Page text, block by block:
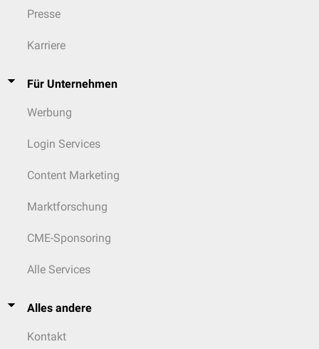
Presse
Karriere
Für Unternehmen
Werbung
Login Services
Content Marketing
Marktforschung
CME-Sponsoring
Alle Services
Alles andere
Kontakt